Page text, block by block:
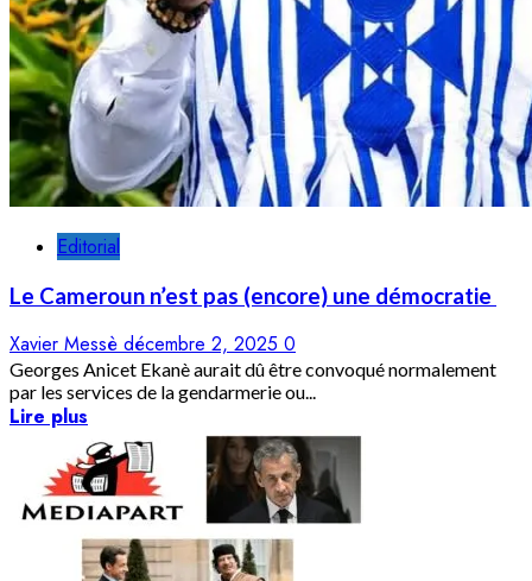
Editorial
Le Cameroun n’est pas (encore) une démocratie
Xavier Messè décembre 2, 2025 0
Georges Anicet Ekanè aurait dû être convoqué normalement
par les services de la gendarmerie ou...
Lire plus